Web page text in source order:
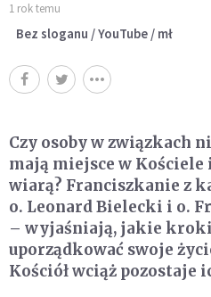
1 rok temu
Bez sloganu / YouTube / mł
Czy osoby w związkach
mają miejsce w Kościele
wiarą? Franciszkanie z
o. Leonard Bielecki i o.
– wyjaśniają, jakie
uporządkować swoje
Kościół wciąż pozostaje